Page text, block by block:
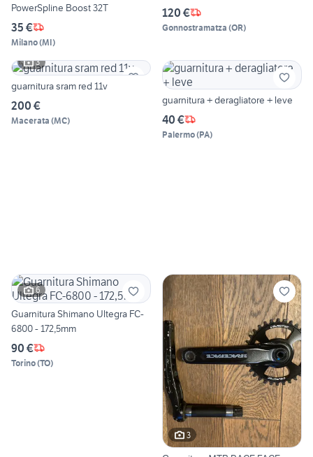
PowerSpline Boost 32T
35 €
Milano(MI)
120 €
Gonnostramatza (OR)
3
guarnitura sram red 11v
200 €
Macerata (MC)
guarnitura + deragliatore + leve
40 €
Palermo(PA)
6
Guarnitura Shimano Ultegra FC-
6800 - 172,5mm
90 €
Torino(TO)
3